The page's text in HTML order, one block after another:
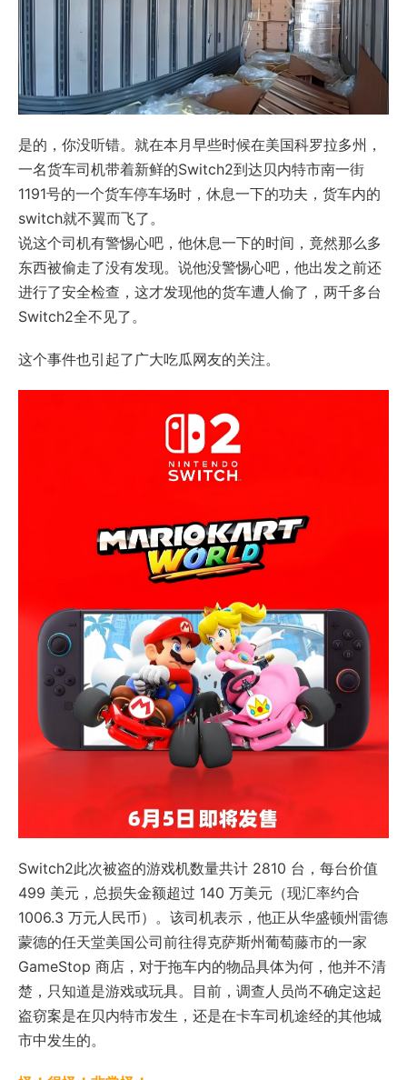
是的，你没听错。就在本月早些时候在美国科罗拉多州，
一名货车司机带着新鲜的Switch2到达贝内特市南一街
1191号的一个货车停车场时，休息一下的功夫，货车内的
switch就不翼而飞了。
说这个司机有警惕心吧，他休息一下的时间，竟然那么多
东西被偷走了没有发现。说他没警惕心吧，他出发之前还
进行了安全检查，这才发现他的货车遭人偷了，两千多台
Switch2全不见了。
这个事件也引起了广大吃瓜网友的关注。
Switch2此次被盗的游戏机数量共计 2810 台，每台价值
499 美元，总损失金额超过 140 万美元（现汇率约合
1006.3 万元人民币）。该司机表示，他正从华盛顿州雷德
蒙德的任天堂美国公司前往得克萨斯州葡萄藤市的一家
GameStop 商店，对于拖车内的物品具体为何，他并不清
楚，只知道是游戏或玩具。目前，调查人员尚不确定这起
盗窃案是在贝内特市发生，还是在卡车司机途经的其他城
市中发生的。